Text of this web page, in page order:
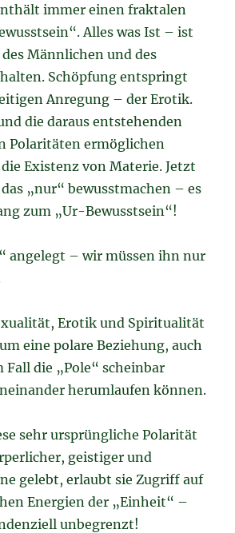
immer einen fraktalen
Alles was Ist – ist
Männlichen und des
Schöpfung entspringt
Anregung – der Erotik.
die daraus entstehenden
Polaritäten ermöglichen
Existenz von Materie. Jetzt
„nur“ bewusstmachen – es
zum „Ur-Bewusstsein“!
angelegt – wir müssen ihn nur
Erotik und Spiritualität
eine polare Beziehung, auch
Fall die „Pole“ scheinbar
herumlaufen können.
sehr ursprüngliche Polarität
geistiger und
gelebt, erlaubt sie Zugriff auf
Energien der „Einheit“ –
unbegrenzt!